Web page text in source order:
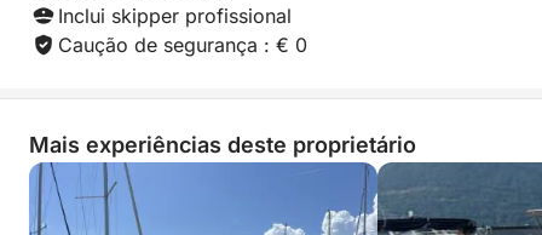
Inclui skipper profissional
Caução de segurança : € 0
Mais experiências deste proprietário